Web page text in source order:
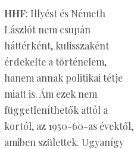
HHF: Illyést és Németh
Lászlót nem csupán
háttérként, kulisszaként
érdekelte a történelem,
hanem annak politikai tétje
miatt is. Ám ezek nem
függetleníthetők attól a
kortól, az 1950-60-as évektől,
amiben születtek. Ugyanígy